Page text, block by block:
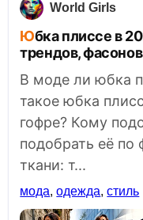
World Girls
Юбка плиссе в 2026 году: полный обзор
трендов,
В моде ли юбка
такое юбка
гофре? Кому
подобрать её по
ткани: т...
мода,одежда,стиль